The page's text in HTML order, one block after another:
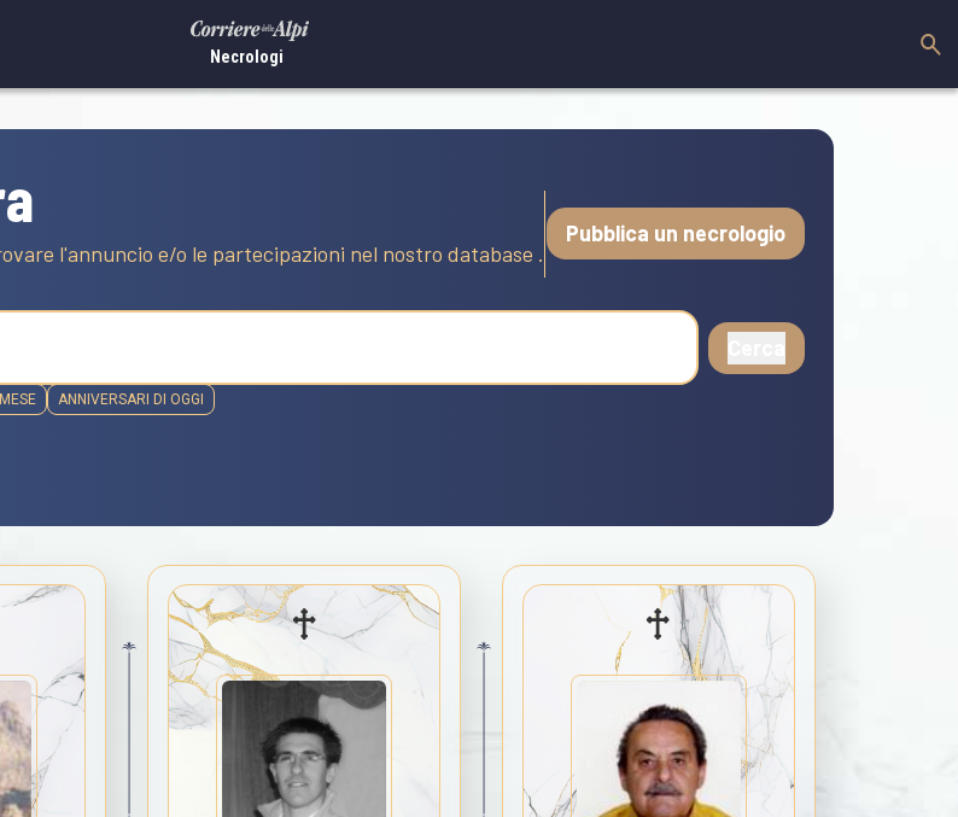
Necrologi
l'annuncio e/o le partecipazioni nel nostro database .
Pubblica un necrologio
ANNIVERSARI DI OGGI